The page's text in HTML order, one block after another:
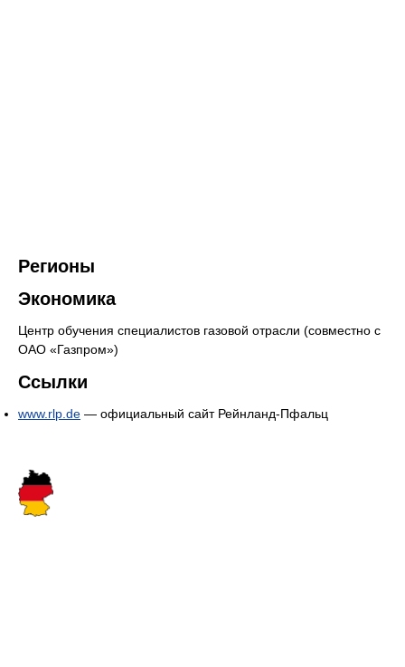
Регионы
Экономика
Центр обучения специалистов газовой отрасли (совместно с
ОАО «Газпром»)
Ссылки
www.rlp.de — официальный сайт Рейнланд-Пфальц